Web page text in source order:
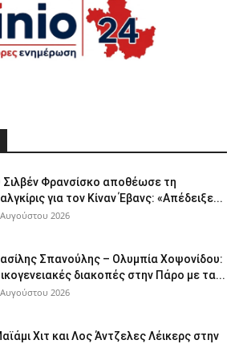
Σιλβέν Φρανσίσκο αποθέωσε τη
για τον Κίναν Έβανς: «Απέδειξε...
2026
Σπανούλης – Ολυμπία Χοψονίδου:
διακοπές στην Πάρο με τα...
2026
Χιτ και Λος Άντζελες Λέικερς στην